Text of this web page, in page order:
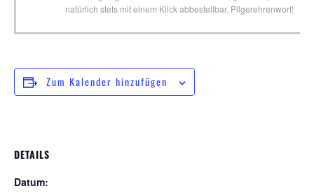
natürlich stets mit einem Klick abbestellbar. Pilgerehrenwort!
Zum Kalender hinzufügen
DETAILS
Datum: